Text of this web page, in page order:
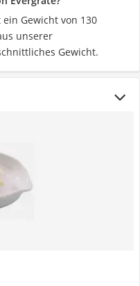
Gewicht von 130
unserer
Gewicht.